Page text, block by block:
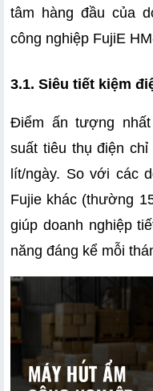
tâm hàng đầu của
công nghiệp FujiE
3.1. Siêu tiết kiệm
Điểm ấn tượng
suất tiêu thụ điện
lít/ngày. So với các
Fujie khác (thường
giúp doanh nghiệp
năng đáng kể mỗi